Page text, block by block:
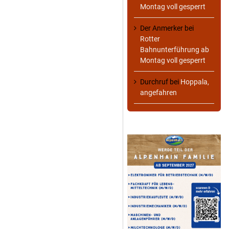
Montag voll gesperrt
Der Anmerker bei
Rotter
Bahnunterführung ab
Montag voll gesperrt
Durchruf bei Hoppala,
angefahren